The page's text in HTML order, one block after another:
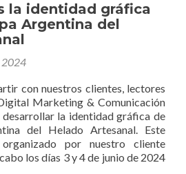
la identidad gráfica
Argentina del
2024
con nuestros clientes, lectores
Marketing & Comunicación
la identidad gráfica de
del Helado Artesanal. Este
por nuestro cliente
los días 3 y 4 de junio de 2024